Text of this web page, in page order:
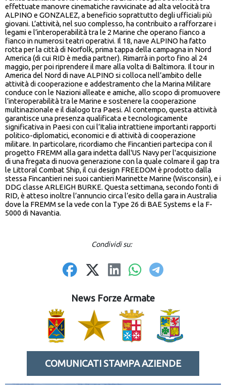
effettuate manovre cinematiche ravvicinate ad alta velocità tra
ALPINO e GONZALEZ, a beneficio soprattutto degli ufficiali più
giovani. L’attività, nel suo complesso, ha contribuito a rafforzare i
legami e l’interoperabilità tra le 2 Marine che operano fianco a
fianco in numerosi teatri operativi. Il 18, nave ALPINO ha fatto
rotta per la città di Norfolk, prima tappa della campagna in Nord
America (di cui RID è media partner). Rimarrà in porto fino al 24
maggio, per poi riprendere il mare alla volta di Baltimora. Il tour in
America del Nord di nave ALPINO si colloca nell’ambito delle
attività di cooperazione e addestramento che la Marina Militare
conduce con le Nazioni alleate e amiche, allo scopo di promuovere
l’interoperabilità tra le Marine e sostenere la cooperazione
multinazionale e il dialogo tra Paesi. Al contempo, questa attività
garantisce una presenza qualificata e tecnologicamente
significativa in Paesi con cui l’Italia intrattiene importanti rapporti
politico-diplomatici, economici e di attività di cooperazione
militare. In particolare, ricordiamo che Fincantieri partecipa con il
progetto FREMM alla gara indetta dall'US Navy per l'acquisizione
di una fregata di nuova generazione con la quale colmare il gap tra
le Littoral Combat Ship, il cui design FREEDOM è prodotto dalla
stessa Fincantieri nei suoi cantieri Marinette Marine (Wisconsin), e i
DDG classe ARLEIGH BURKE. Questa settimana, secondo fonti di
RID, è atteso inoltre l’annuncio circa l’esito della gara in Australia
dove la FREMM se la vede con la Type 26 di BAE Systems e la F-
5000 di Navantia.
Condividi su:
News Forze Armate
COMUNICATI STAMPA AZIENDE